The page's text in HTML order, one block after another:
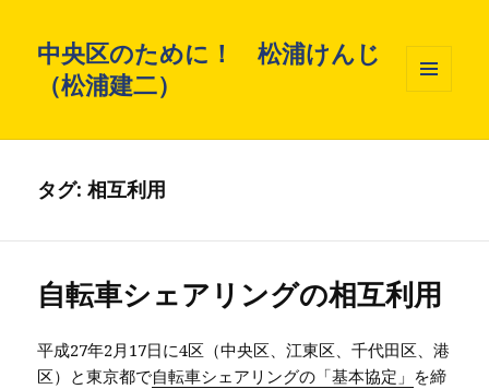
中央区のために！ 松浦けんじ
（松浦建二）
ィジェ
タグ: 相互利用
自転車シェアリングの相互利用
平成27年2月17日に4区（中央区、江東区、千代田区、港
区）と東京都で自転車シェアリングの「基本協定」 を締